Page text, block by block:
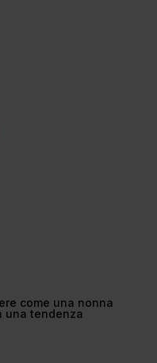
come una nonna
una tendenza